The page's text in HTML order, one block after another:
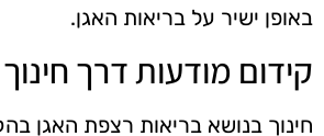
באופן ישיר על בריאות האגן.
קידום מודעות דרך חינוך
חינוך בנושא בריאות רצפת האגן